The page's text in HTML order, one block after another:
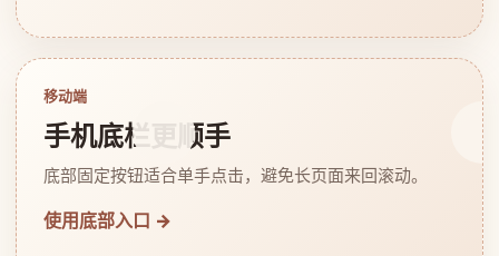
移动端
手机底栏更顺手
底部固定按钮适合单手点击，避免长页面来回滚动。
使用底部入口 →